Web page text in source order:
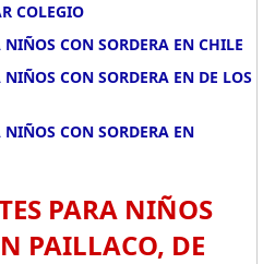
COLEGIO
CON SORDERA EN CHILE
CON SORDERA EN DE LOS
CON SORDERA EN
PARA NIÑOS
PAILLACO, DE